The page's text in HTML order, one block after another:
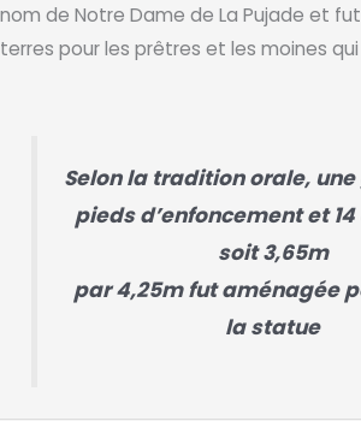
nom de Notre Dame de La Pujade et
terres pour les prêtres et les moines qui
Selon la tradition orale, une
pieds d’enfoncement et
soit 3,65m
par 4,25m fut aménagée
la statue